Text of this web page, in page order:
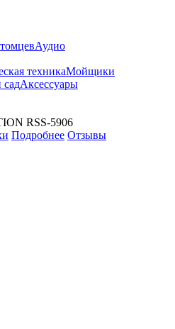
Аудио
техникаМойщики
Аксессуары
RSS-5906
Подробнее Отзывы